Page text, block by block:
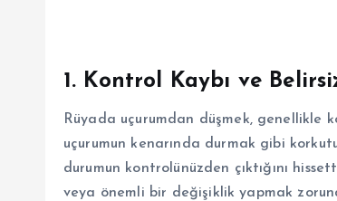
1. Kontrol Kaybı ve
Rüyada uçurumdan düşmek, genellikle
uçurumun kenarında durmak gibi
durumun kontrolünüzden çıktığını
veya önemli bir değişiklik yapmak